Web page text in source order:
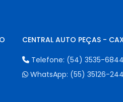
CENTRAL AUTO PEÇAS -
Telefone: (54) 3535-6844
WhatsApp: (55) 35126-244